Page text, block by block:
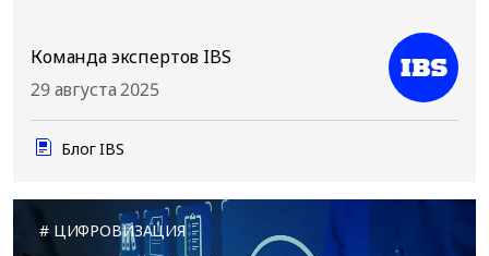
Команда экспертов IBS
29 августа 2025
Блог IBS
ЦИФРОВИЗАЦИЯ